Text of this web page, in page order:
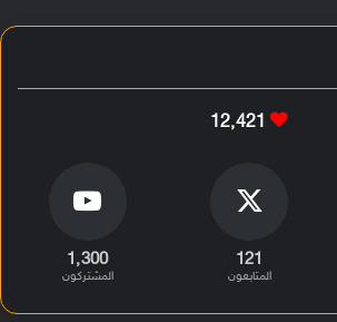
12٬421
121
المتابعون
1٬300
المشتركون